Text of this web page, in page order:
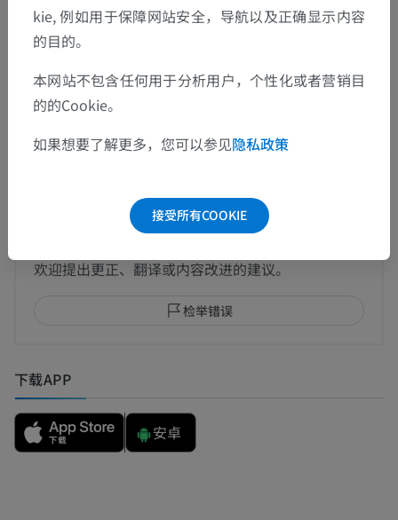
动物的比较解剖学
翻译
欢迎提出更正、翻译或内容改进的建议。
检举错误
下载APP
安卓
kie, 例如用于保障网站安全，导航以及正确显示内容
的目的。
本网站不包含任何用于分析用户，个性化或者营销目
的的Cookie。
如果想要了解更多，您可以参见隐私政策
接受所有COOKIE